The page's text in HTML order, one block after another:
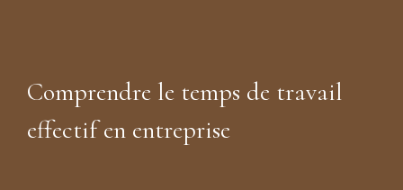
Comprendre le temps de travail
effectif en entreprise